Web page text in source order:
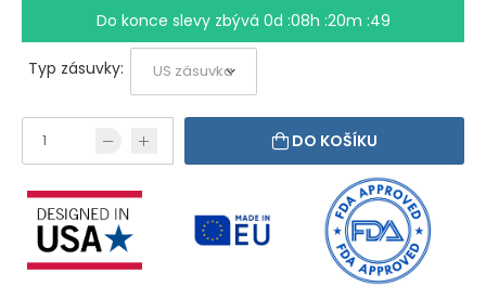
Do konce slevy zbývá 0d :08h :20m :49
Typ zásuvky:
DO KOŠÍKU